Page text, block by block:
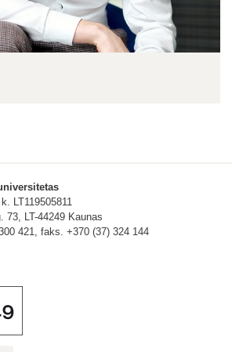
LT119505811
73, LT-44249 Kaunas
421, faks. +370 (37) 324 144